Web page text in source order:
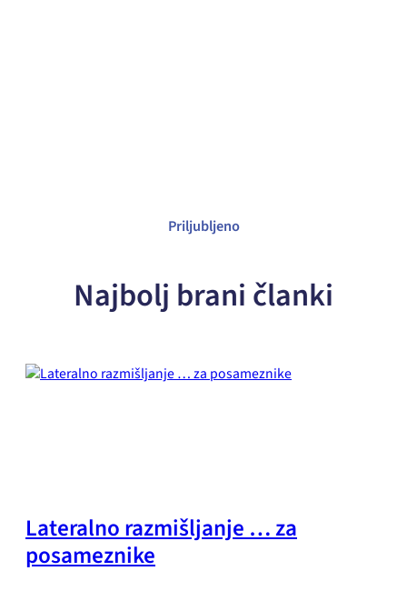
Priljubljeno
Najbolj brani članki
Lateralno razmišljanje … za
posameznike